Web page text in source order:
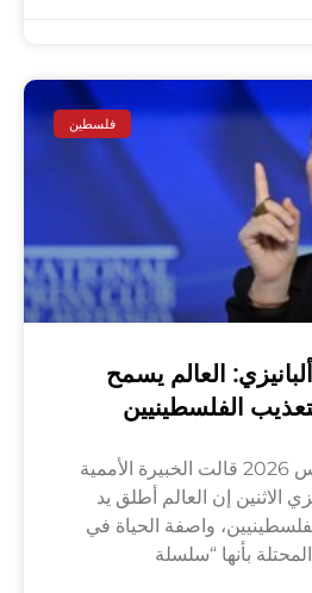
فلسطين
العالم يسمح
الفلسطينيين
مدار: 24 آذار/ مارس 2026 قالت الخبيرة الأممية
الاثنين إن العالم أطلق يد
واصفة الحياة في
بأنها “سلسلة